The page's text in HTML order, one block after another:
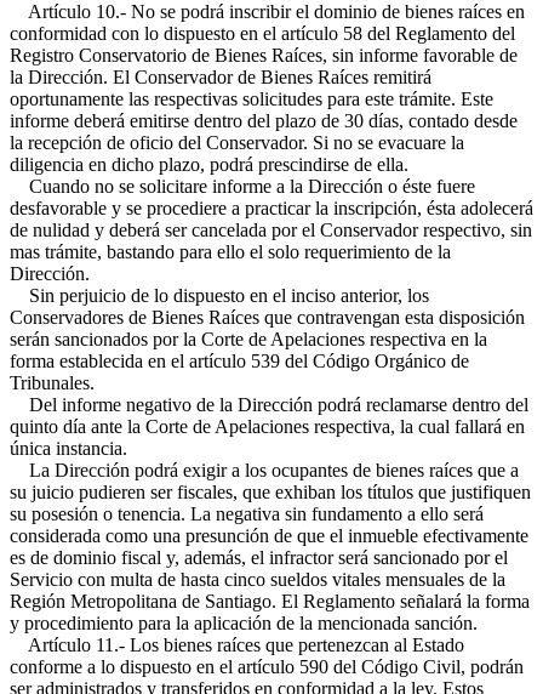
Artículo 10.- No se podrá inscribir el dominio de bienes raíces en
conformidad con lo dispuesto en el artículo 58 del Reglamento del
Registro Conservatorio de Bienes Raíces, sin informe favorable de
la Dirección. El Conservador de Bienes Raíces remitirá
oportunamente las respectivas solicitudes para este trámite. Este
informe deberá emitirse dentro del plazo de 30 días, contado desde
la recepción de oficio del Conservador. Si no se evacuare la
diligencia en dicho plazo, podrá prescindirse de ella.
Cuando no se solicitare informe a la Dirección o éste fuere
desfavorable y se procediere a practicar la inscripción, ésta adolecerá
de nulidad y deberá ser cancelada por el Conservador respectivo, sin
mas trámite, bastando para ello el solo requerimiento de la
Dirección.
Sin perjuicio de lo dispuesto en el inciso anterior, los
Conservadores de Bienes Raíces que contravengan esta disposición
serán sancionados por la Corte de Apelaciones respectiva en la
forma establecida en el artículo 539 del Código Orgánico de
Tribunales.
Del informe negativo de la Dirección podrá reclamarse dentro del
quinto día ante la Corte de Apelaciones respectiva, la cual fallará en
única instancia.
La Dirección podrá exigir a los ocupantes de bienes raíces que a
su juicio pudieren ser fiscales, que exhiban los títulos que justifiquen
su posesión o tenencia. La negativa sin fundamento a ello será
considerada como una presunción de que el inmueble efectivamente
es de dominio fiscal y, además, el infractor será sancionado por el
Servicio con multa de hasta cinco sueldos vitales mensuales de la
Región Metropolitana de Santiago. El Reglamento señalará la forma
y procedimiento para la aplicación de la mencionada sanción.
Artículo 11.- Los bienes raíces que pertenezcan al Estado
conforme a lo dispuesto en el artículo 590 del Código Civil, podrán
ser administrados y transferidos en conformidad a la ley. Estos